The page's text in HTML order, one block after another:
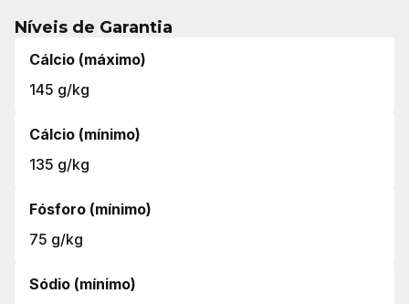
Níveis de Garantia
Cálcio (máximo)
145 g/kg
Cálcio (mínimo)
135 g/kg
Fósforo (mínimo)
75 g/kg
Sódio (mínimo)